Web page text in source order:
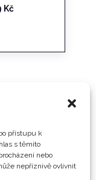
přístupu k
s těmito
nebo
nepříznivě ovlivnit
Kč.
KčAktuální
159 Kč.